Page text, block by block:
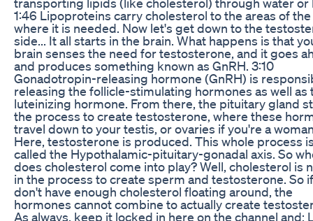
1:46 Lipoproteins carry cholesterol to the areas of
where it is needed. Now let's get down to the
side... It all starts in the brain. What happens is that
brain senses the need for testosterone, and it goes
and produces something known as GnRH. 3:10
Gonadotropin-releasing hormone (GnRH) is
releasing the follicle-stimulating hormones as well as
luteinizing hormone. From there, the pituitary gland
the process to create testosterone, where these
travel down to your testis, or ovaries if you're a
Here, testosterone is produced. This whole process
called the Hypothalamic-pituitary-gonadal axis. So
does cholesterol come into play? Well, cholesterol is
in the process to create sperm and testosterone. So
don't have enough cholesterol floating around, the
hormones cannot combine to actually create
As always, keep it locked in here on the channel and: